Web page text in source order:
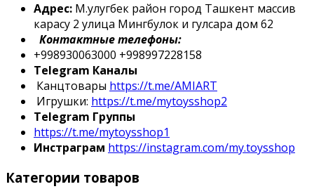
Адрес: М.улугбек район город Ташкент массив
карасу 2 улица Мингбулок и гулсара дом 62
Контактные телефоны:
+998930063000 +998997228158
Telegram Каналы
Канцтовары https://t.me/AMIART
Игрушки: https://t.me/mytoysshop2
Telegram Группы
https://t.me/mytoysshop1
Инстраграм https://instagram.com/my.toysshop
Категории товаров